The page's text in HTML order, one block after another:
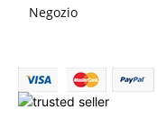
Negozio